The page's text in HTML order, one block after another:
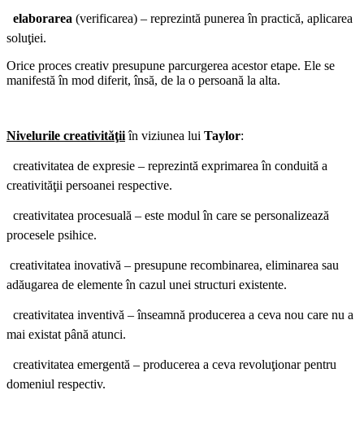
elaborarea (verificarea) – reprezintă punerea în practică, aplicarea
soluţiei.
Orice proces creativ presupune parcurgerea acestor etape. Ele se
manifestă în mod diferit, însă, de la o persoană la alta.
Nivelurile creativităţiiîn viziunea lui Taylor:
 creativitatea de expresie – reprezintă exprimarea în conduită a
creativităţii persoanei respective.
 creativitatea procesuală – este modul în care se personalizează
procesele psihice.
 creativitatea inovativă – presupune recombinarea, eliminarea sau
adăugarea de elemente în cazul unei structuri existente.
 creativitatea inventivă – înseamnă producerea a ceva nou care nu a
mai existat până atunci.
 creativitatea emergentă – producerea a ceva revoluţionar pentru
domeniul respectiv.